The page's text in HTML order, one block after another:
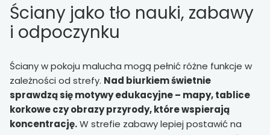
Ściany jako tło nauki, zabawy
i odpoczynku
Ściany w pokoju malucha mogą pełnić różne funkcje w
zależności od strefy. Nad biurkiem świetnie
sprawdzą się motywy edukacyjne – mapy, tablice
korkowe czy obrazy przyrody, które wspierają
koncentrację.W strefie zabawy lepiej postawić na